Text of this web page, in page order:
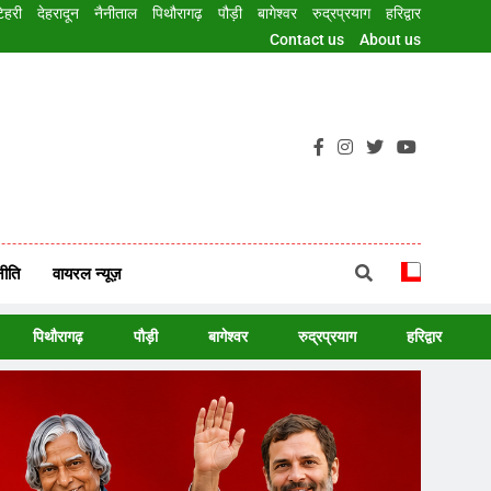
देहरादून नैनीताल पिथौरागढ़ पौड़ी बागेश्वर रुद्रप्रयाग
हरिद्वार
Contact us
About us
वायरल न्यूज़
पिथौरागढ़ पौड़ी बागेश्वर रुद्रप्रयाग हरिद्वार